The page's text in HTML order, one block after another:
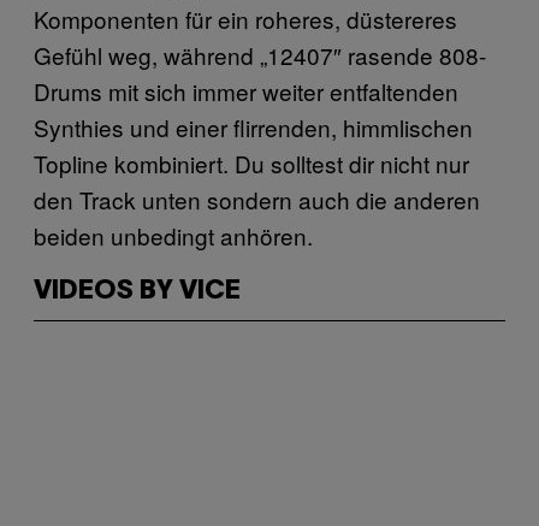
Komponenten für ein roheres, düstereres
Gefühl weg, während „12407″ rasende 808-
Drums mit sich immer weiter entfaltenden
Synthies und einer flirrenden, himmlischen
Topline kombiniert. Du solltest dir nicht nur
den Track unten sondern auch die anderen
beiden unbedingt anhören.
VIDEOS BY VICE